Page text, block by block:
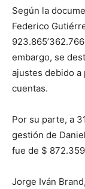
Según la
Federico
embargo, se
ajustes debido
cuentas.
Por su parte, a
gestión de
fue de $
Jorge Iván